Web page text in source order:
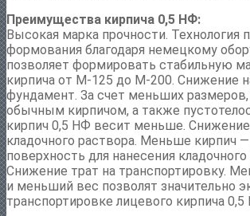
Преимущества кирпича 0,5 НФ:
Высокая марка прочности. Технология
формования благодаря немецкому
позволяет формировать стабильную
кирпича от М-125 до М-200. Снижение
фундамент. За счет меньших
обычным кирпичом, а также
кирпич 0,5 НФ весит меньше.
кладочного раствора. Меньше кирпич
поверхность для нанесения кладочного
Снижение трат на транспортировку.
и меньший вес позволят значительно
транспортировке лицевого кирпича 0,5